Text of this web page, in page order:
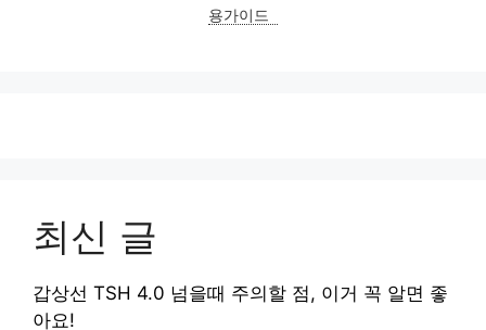
용가이드
최신 글
갑상선 TSH 4.0 넘을때 주의할 점, 이거 꼭 알면 좋
아요!